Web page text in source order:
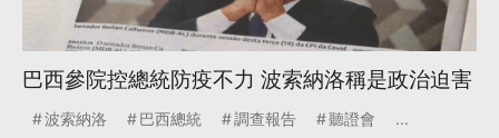
巴西參院控總統防疫不力 波索納洛稱是政治迫害
波索納洛 巴西總統 調查報告 聽證會 ...